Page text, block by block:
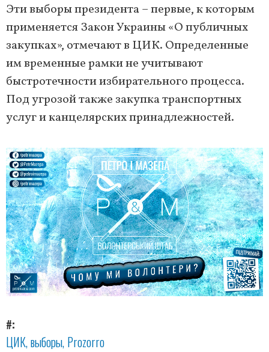
Эти выборы президента – первые, к которым
применяется Закон Украины «О публичных
закупках», отмечают в ЦИК. Определенные
им временные рамки не учитывают
быстротечности избирательного процесса.
Под угрозой также закупка транспортных
услуг и канцелярских принадлежностей.
#
ЦИК выборы Prozorro